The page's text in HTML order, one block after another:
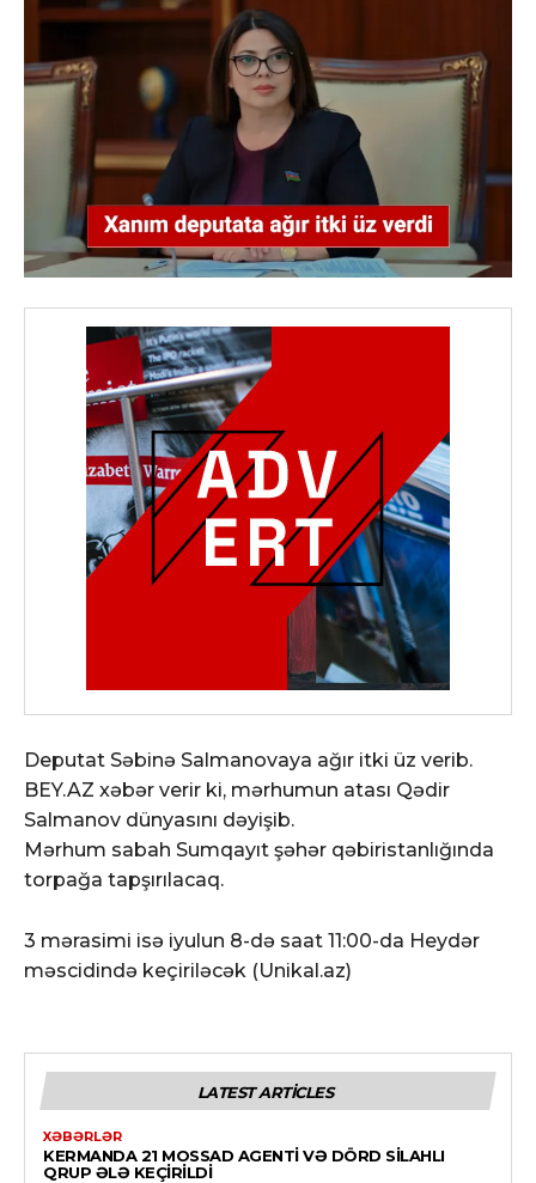
Deputat Səbinə Salmanovaya ağır itki üz verib.
BEY.AZ xəbər verir ki, mərhumun atası Qədir
Salmanov dünyasını dəyişib.
Mərhum sabah Sumqayıt şəhər qəbiristanlığında
torpağa tapşırılacaq.
3 mərasimi isə iyulun 8-də saat 11:00-da Heydər
məscidində keçiriləcək (Unikal.az)
LATEST ARTICLES
XƏBƏRLƏR
KERMANDA 21 MOSSAD AGENTI VƏ DÖRD SILAHLI
QRUP ƏLƏ KEÇIRILDI